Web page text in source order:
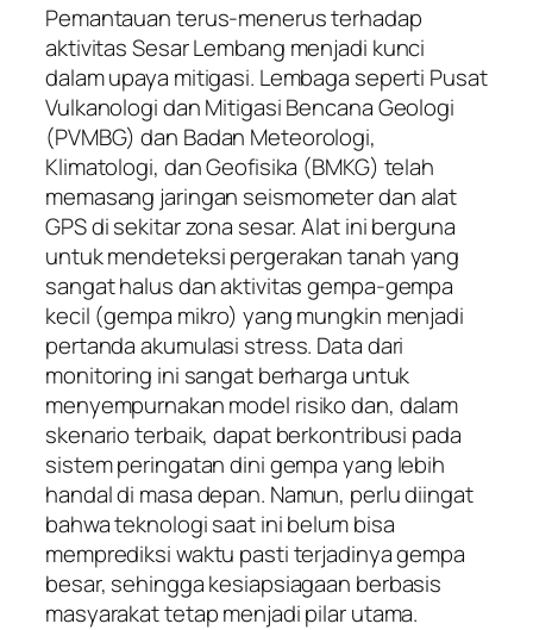
Pemantauan terus-menerus terhadap
aktivitas Sesar Lembang menjadi kunci
dalam upaya mitigasi. Lembaga seperti Pusat
Vulkanologi dan Mitigasi Bencana Geologi
(PVMBG) dan Badan Meteorologi,
Klimatologi, dan Geofisika (BMKG) telah
memasang jaringan seismometer dan alat
GPS di sekitar zona sesar. Alat ini berguna
untuk mendeteksi pergerakan tanah yang
sangat halus dan aktivitas gempa-gempa
kecil (gempa mikro) yang mungkin menjadi
pertanda akumulasi stress. Data dari
monitoring ini sangat berharga untuk
menyempurnakan model risiko dan, dalam
skenario terbaik, dapat berkontribusi pada
sistem peringatan dini gempa yang lebih
handal di masa depan. Namun, perlu diingat
bahwa teknologi saat ini belum bisa
memprediksi waktu pasti terjadinya gempa
besar, sehingga kesiapsiagaan berbasis
masyarakat tetap menjadi pilar utama.